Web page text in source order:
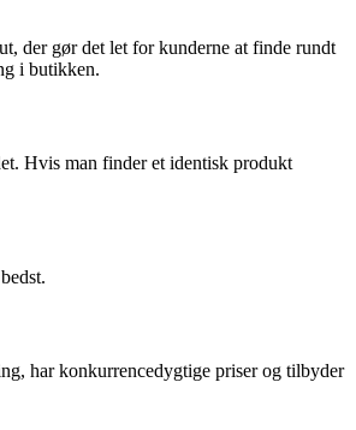
der gør det let for kunderne at finde rundt
i butikken.
Hvis man finder et identisk produkt
har konkurrencedygtige priser og tilbyder